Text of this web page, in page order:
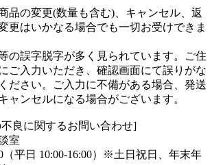
品の変更(数量も含む)、キャンセル、返
更はいかなる場合でも一切お受けできま
の誤字脱字が多く見られています。ご住
ご入力いただき、確認画面にて誤りがな
ださい。ご入力に不備がある場合、発送
ャンセルになる場合がございます。
良に関するお問い合わせ]
室
（平日 10:00‐16:00）※土日祝日、年末年